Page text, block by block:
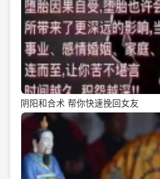
阴阳和合术 帮你快速挽回女友